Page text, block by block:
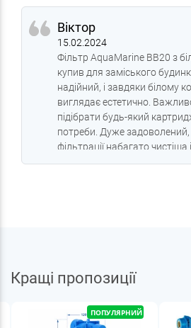
Віктор
15.02.2024
Фільтр AquaMarine BB20 з
купив для заміського
надійний, і завдяки білому
виглядає естетично.
підібрати будь-який
потреби. Дуже задоволений,
фільтрації набагато чистіша
Кращі пропозиції
ПОПУЛЯРНИЙ